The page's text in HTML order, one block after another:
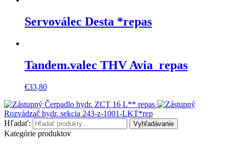
Servoválec Desta *repas
Tandem.valec THV Avia_repas
€33,80
Čerpadlo hydr. ZCT 16 L** repas
Rozvádzač hydr. sekcia 243-z-1001-LKT*rep
Hľadať:
Vyhľadávanie
Kategórie produktov